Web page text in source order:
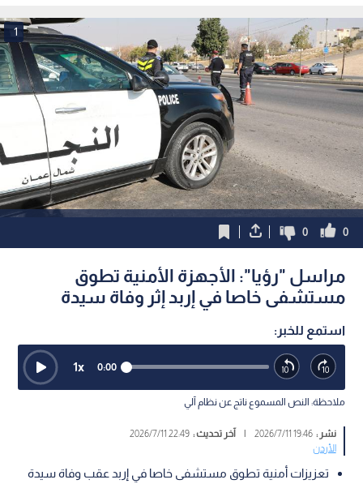
1
0
0
مراسل "رؤيا": الأجهزة الأمنية تطوق
مستشفى خاصا في إربد إثر وفاة سيدة
استمع للخبر:
0:00
1x
ملاحظة: النص المسموع ناتج عن نظام آلي
نشر :19:46 2026/7/11
| آخر تحديث :22:49 2026/7/11
الأردن
تعزيزات أمنية تطوق مستشفى خاصا في إربد عقب وفاة سيدة